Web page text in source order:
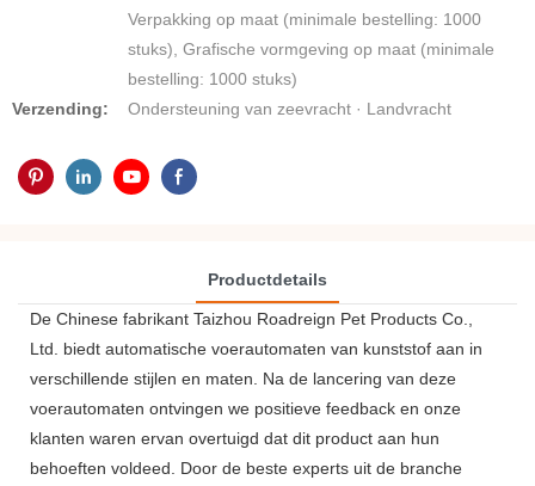
Verpakking op maat (minimale bestelling: 1000
stuks), Grafische vormgeving op maat (minimale
bestelling: 1000 stuks)
Verzending:
Ondersteuning van zeevracht · Landvracht
Productdetails
De Chinese fabrikant Taizhou Roadreign Pet Products Co.,
Ltd. biedt automatische voerautomaten van kunststof aan in
verschillende stijlen en maten. Na de lancering van deze
voerautomaten ontvingen we positieve feedback en onze
klanten waren ervan overtuigd dat dit product aan hun
behoeften voldeed. Door de beste experts uit de branche